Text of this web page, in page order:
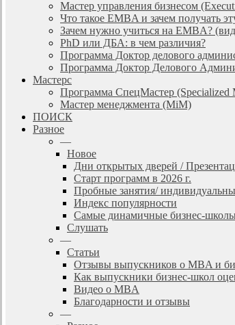
Мастер управления бизнесом
Что такое EMBA и зачем получать
Зачем нужно учиться на EMBA?
PhD или ДБА: в чем различия?
Программа Доктор делового
Программа Доктор Делового
Мастерс
Программа СпецМастер (Specialized
Мастер менеджмента (MiM)
ПОИСК
Разное
—
Новое
Дни открытых дверей /
Старт программ в 2026 г.
Пробные занятия/
Индекс популярности
Самые динамичные бизнес-
Слушать
—
Статьи
Отзывы выпускников о MBA и
Как выпускники бизнес-школ
Видео о MBA
Благодарности и отзывы
—